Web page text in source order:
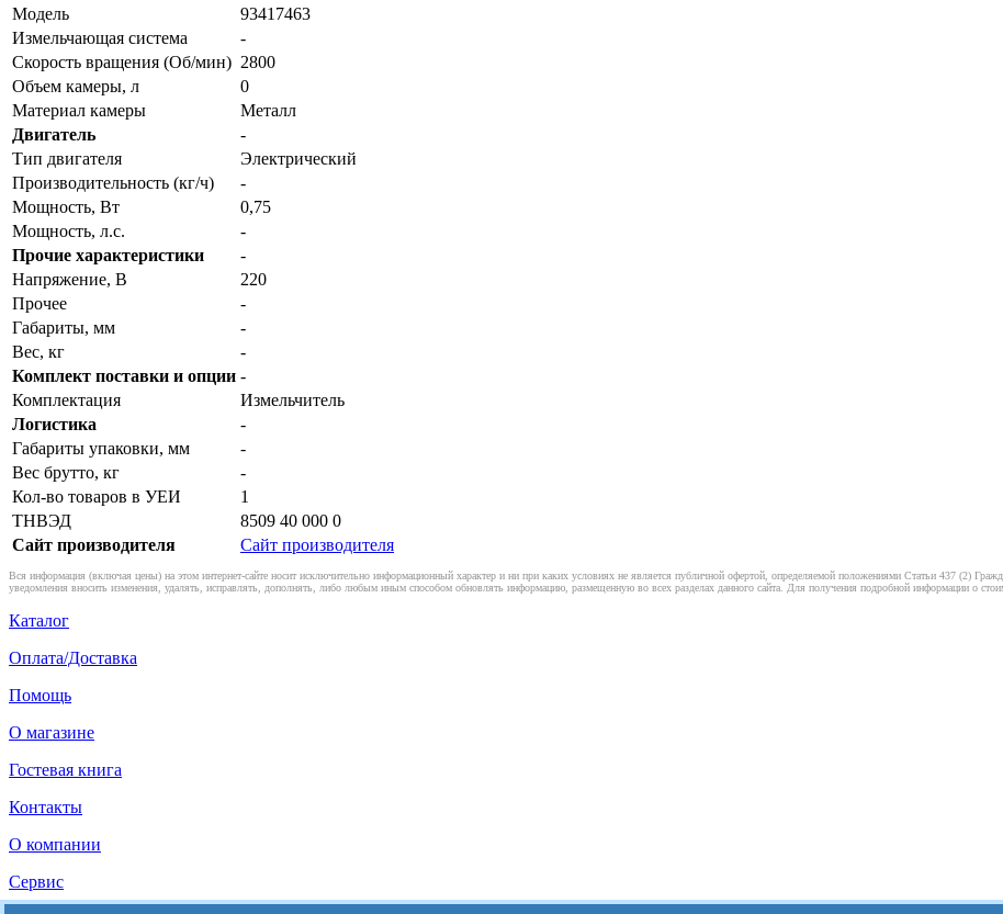
Модель
93417463
Измельчающая система
-
Скорость вращения (Об/мин) 2800
Объем камеры, л
0
Материал камеры
Металл
Двигатель
-
Тип двигателя
Электрический
Производительность (кг/ч)
-
Мощность, Вт
0,75
Мощность, л.с.
-
Прочие характеристики
-
Напряжение, В
220
Прочее
-
Габариты, мм
-
Вес, кг
-
Комплект поставки и опции -
Комплектация
Измельчитель
Логистика
-
Габариты упаковки, мм
-
Вес брутто, кг
-
Кол-во товаров в УЕИ
1
ТНВЭД
8509 40 000 0
Сайт производителя
Сайт производителя
Вся информация (включая цены) на этом интернет-сайте носит исключительно информационный характер и ни при каких условиях не является публичной офертой, определяемой положениями Статьи 437 (2)
уведомления вносить изменения, удалять, исправлять, дополнять, либо любым иным способом обновлять информацию, размещенную во всех разделах данного сайта. Для получения подробной информации о
Каталог
Оплата/Доставка
Помощь
О магазине
Гостевая книга
Контакты
О компании
Сервис